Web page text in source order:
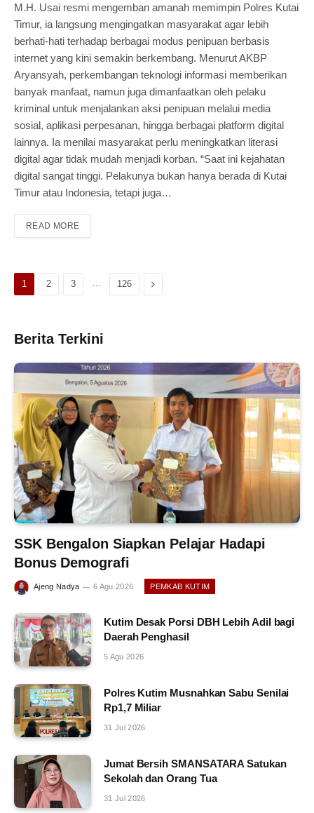
M.H. Usai resmi mengemban amanah memimpin Polres Kutai
Timur, ia langsung mengingatkan masyarakat agar lebih
berhati-hati terhadap berbagai modus penipuan berbasis
internet yang kini semakin berkembang. Menurut AKBP
Aryansyah, perkembangan teknologi informasi memberikan
banyak manfaat, namun juga dimanfaatkan oleh pelaku
kriminal untuk menjalankan aksi penipuan melalui media
sosial, aplikasi perpesanan, hingga berbagai platform digital
lainnya. Ia menilai masyarakat perlu meningkatkan literasi
digital agar tidak mudah menjadi korban. “Saat ini kejahatan
digital sangat tinggi. Pelakunya bukan hanya berada di Kutai
Timur atau Indonesia, tetapi juga…
READ MORE
1 2 3 126 Next
Berita Terkini
SSK Bengalon Siapkan Pelajar Hadapi
Bonus Demografi
Ajeng Nadya 6 Agu 2026 PEMKAB KUTIM
Kutim Desak Porsi DBH Lebih Adil bagi
Daerah Penghasil
5 Agu 2026
Polres Kutim Musnahkan Sabu Senilai
Rp1,7 Miliar
31 Jul 2026
Jumat Bersih SMANSATARA Satukan
Sekolah dan Orang Tua
31 Jul 2026